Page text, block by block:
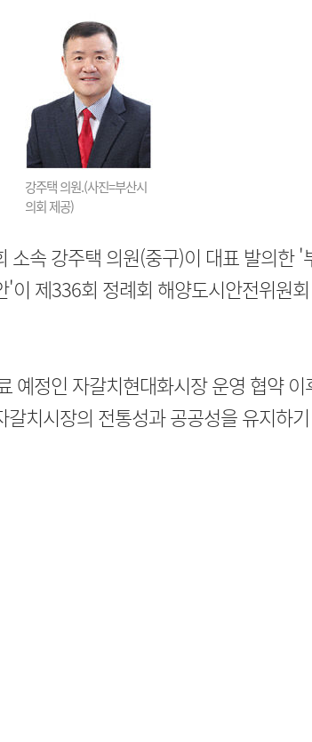
강주택 의원.(사진=부산시
의회 제공)
소속 강주택 의원(중구)이 대표 발의한 '
이 제336회 정례회 해양도시안전위원
예정인 자갈치현대화시장 운영 협약
치시장의 전통성과 공공성을 유지하